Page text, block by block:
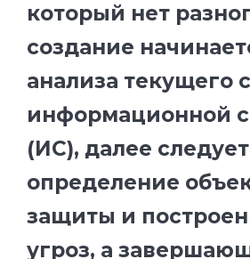
который нет
создание
анализа текущего
информационной
(ИС), далее следует
определение
защиты и
угроз, а